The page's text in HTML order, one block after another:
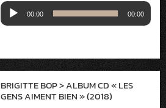
Lecteur
audio
00:00 00:00
BRIGITTE BOP > ALBUM CD « LES
GENS AIMENT BIEN » (2018)